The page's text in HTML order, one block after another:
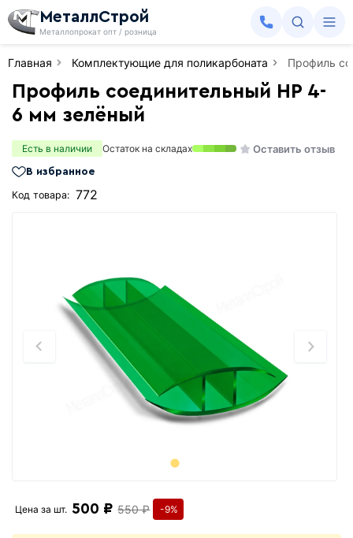
МеталлСтрой
Металлопрокат опт / розница
Главная Комплектующие для поликарбоната Профиль
Профиль соединительный HP 4-
6 мм зелёный
Есть в наличии Остаток на складах Оставить отзыв
В избранное
Код товара: 772
Цена за шт. 500 ₽ 550 ₽ -9%